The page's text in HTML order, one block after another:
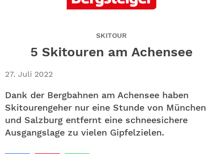
SKITOUR
5 Skitouren am Achensee
27. Juli 2022
Dank der Bergbahnen am Achensee haben
Skitourengeher nur eine Stunde von München
und Salzburg entfernt eine schneesichere
Ausgangslage zu vielen Gipfelzielen.
NEWSLETTER
ALLE THEMEN
SHOP